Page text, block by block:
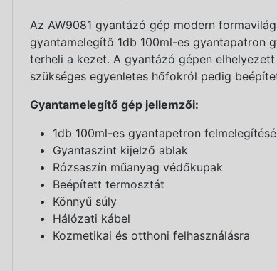
Az AW9081 gyantázó gép modern
gyantamelegítő 1db 100ml-es gyantapatron
terheli a kezet. A gyantázó gépen
szükséges egyenletes hőfokról pedig
Gyantamelegítő gép jellemzői:
1db 100ml-es gyantapetron
Gyantaszint kijelző ablak
Rózsaszín műanyag védőkupak
Beépített termosztát
Könnyű súly
Hálózati kábel
Kozmetikai és otthoni felhasználásra